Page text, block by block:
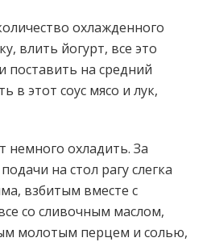
охлажденного
влить йогурт, все это
поставить на средний
в этот соус мясо и лук,
немного охладить. За
на стол рагу слегка
взбитым вместе с
со сливочным маслом,
молотым перцем и солью,